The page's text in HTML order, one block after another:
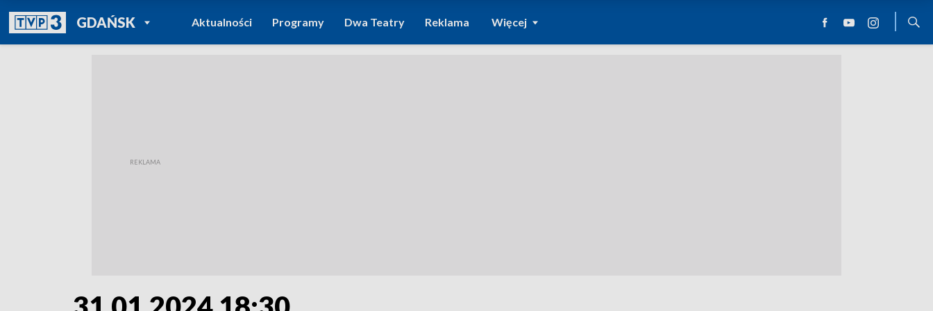
GDAŃSKPOWRÓT DO
TVP REGIONY
Aktualności Programy Dwa Teatry Reklama Więcej